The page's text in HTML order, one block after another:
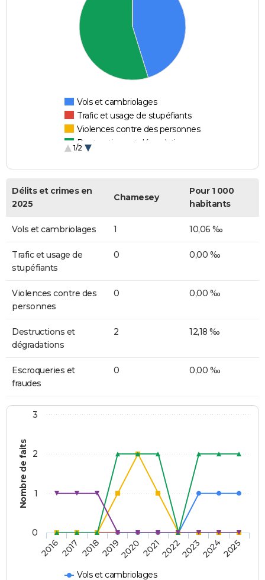
Vols et cambriolages
Trafic et usage de stupéfiants
Violences contre des personnes
Destructions et dégradations
1/2
Délits et crimes en
2025
Chamesey
Pour 1 000
habitants
Vols et cambriolages 1 10,06 ‰
Trafic et usage de
stupéfiants
0 0,00 ‰
Violences contre des
personnes
0 0,00 ‰
Destructions et
dégradations
2 12,18 ‰
Escroqueries et
fraudes
0 0,00 ‰
Nombre de faits
Vols et cambriolages
20162017 20182019202020212022202320242025
0
1
2
3